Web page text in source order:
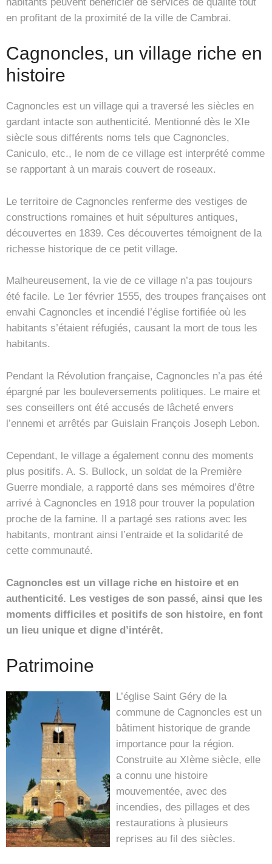
en profitant de la proximité de la ville de Cambrai.
Cagnoncles, un village riche en
histoire
Cagnoncles est un village qui a traversé les siècles en
gardant intacte son authenticité. Mentionné dès le XIe
siècle sous différents noms tels que Cagnoncles,
Caniculo, etc., le nom de ce village est interprété comme
se rapportant à un marais couvert de roseaux.
Le territoire de Cagnoncles renferme des vestiges de
constructions romaines et huit sépultures antiques,
découvertes en 1839. Ces découvertes témoignent de la
richesse historique de ce petit village.
Malheureusement, la vie de ce village n’a pas toujours
été facile. Le 1er février 1555, des troupes françaises ont
envahi Cagnoncles et incendié l’église fortifiée où les
habitants s’étaient réfugiés, causant la mort de tous les
habitants.
Pendant la Révolution française, Cagnoncles n’a pas été
épargné par les bouleversements politiques. Le maire et
ses conseillers ont été accusés de lâcheté envers
l’ennemi et arrêtés par Guislain François Joseph Lebon.
Cependant, le village a également connu des moments
plus positifs. A. S. Bullock, un soldat de la Première
Guerre mondiale, a rapporté dans ses mémoires d’être
arrivé à Cagnoncles en 1918 pour trouver la population
proche de la famine. Il a partagé ses rations avec les
habitants, montrant ainsi l’entraide et la solidarité de
cette communauté.
Cagnoncles est un village riche en histoire et en
authenticité. Les vestiges de son passé, ainsi que les
moments difficiles et positifs de son histoire, en font
un lieu unique et digne d’intérêt.
Patrimoine
L’église Saint Géry de la
commune de Cagnoncles est un
bâtiment historique de grande
importance pour la région.
Construite au XIème siècle, elle
a connu une histoire
mouvementée, avec des
incendies, des pillages et des
restaurations à plusieurs
reprises au fil des siècles.